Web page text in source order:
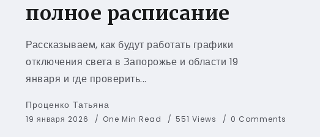
полное расписание
Рассказываем, как будут работать графики
отключения света в Запорожье и области 19
января и где проверить...
Проценко Татьяна
19 января 2026 One Min Read 551 Views 0 Comments